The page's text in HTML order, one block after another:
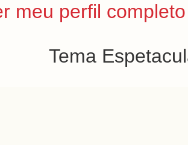
meu perfil completo
Tema